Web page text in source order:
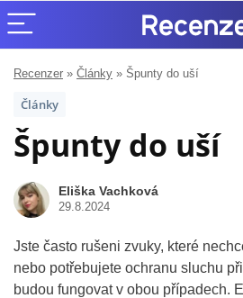
Recenzer » Články » Špunty do uší
Články
Špunty do uší
Eliška Vachková
29.8.2024
Jste často rušeni zvuky, které
nebo potřebujete ochranu sluchu
budou fungovat v obou případech.